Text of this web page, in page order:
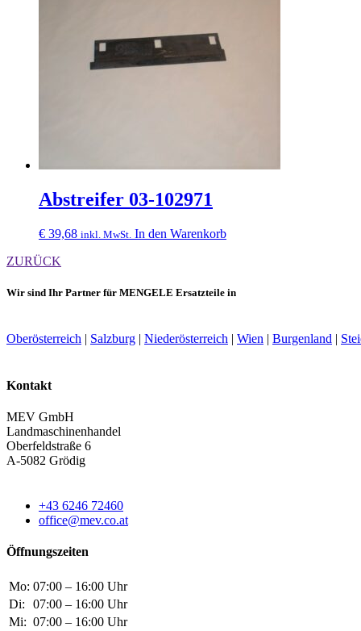
Abstreifer 03-102971
€ 39,68 inkl. MwSt. In den Warenkorb
ZURÜCK
Wir sind Ihr Partner für MENGELE Ersatzteile in
Oberösterreich Salzburg Niederösterreich Wien Burgenland
Kontakt
MEV GmbH
Landmaschinenhandel
Oberfeldstraße 6
A-5082 Grödig
+43 6246 72460
office@mev.co.at
Öffnungszeiten
Mo: 07:00 – 16:00 Uhr
Di:
07:00 – 16:00 Uhr
Mi: 07:00 – 16:00 Uhr